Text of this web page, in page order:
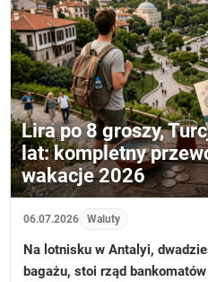
Lira po 8 groszy,
lat: kompletny
wakacje 2026
06.07.2026 Waluty
Na lotnisku w Antalyi,
bagażu, stoi rząd